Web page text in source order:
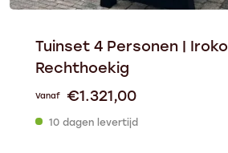
Tuinset 4 Personen | Iroko
Rechthoekig
Vanaf €1.321,00
10 dagen levertijd